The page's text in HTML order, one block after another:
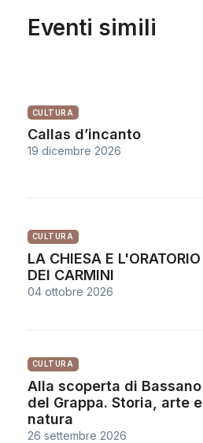
Eventi simili
CULTURA
Callas d’incanto
19 dicembre 2026
CULTURA
LA CHIESA E L'ORATORIO
DEI CARMINI
04 ottobre 2026
CULTURA
Alla scoperta di Bassano
del Grappa. Storia, arte e
natura
26 settembre 2026